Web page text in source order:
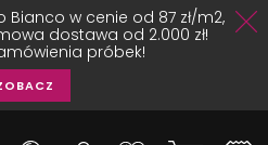
Bianco w cenie od 87 zł/m2,
dostawa od 2.000 zł!
próbek!